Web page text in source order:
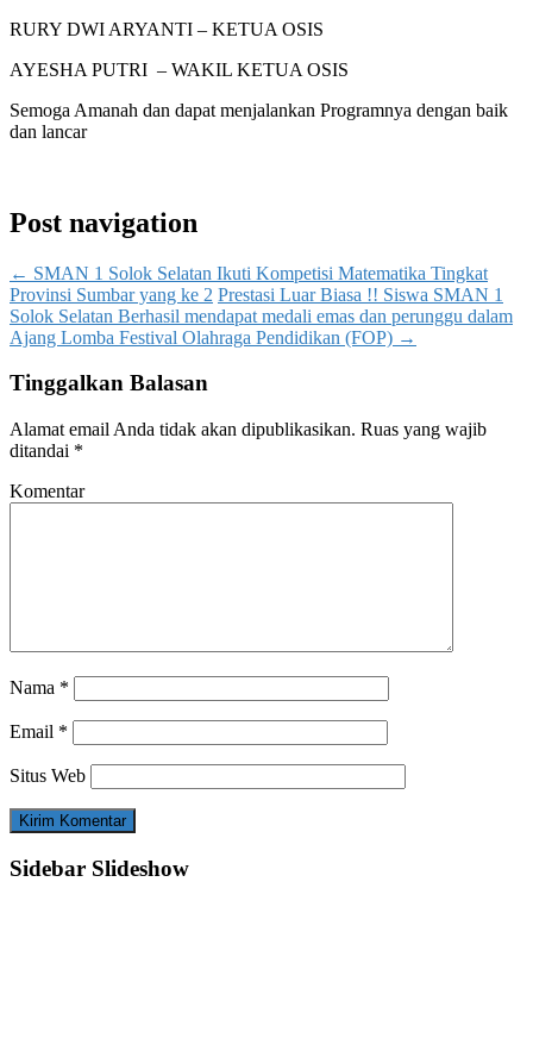
RURY DWI ARYANTI – KETUA OSIS
AYESHA PUTRI – WAKIL KETUA OSIS
Semoga Amanah dan dapat menjalankan Programnya dengan baik
dan lancar
Post navigation
← SMAN 1 Solok Selatan Ikuti Kompetisi Matematika Tingkat
Provinsi Sumbar yang ke 2 Prestasi Luar Biasa !! Siswa SMAN 1
Solok Selatan Berhasil mendapat medali emas dan perunggu dalam
Ajang Lomba Festival Olahraga Pendidikan (FOP) →
Tinggalkan Balasan
Alamat email Anda tidak akan dipublikasikan. Ruas yang wajib
ditandai *
Komentar
Nama *
Email *
Situs Web
Sidebar Slideshow